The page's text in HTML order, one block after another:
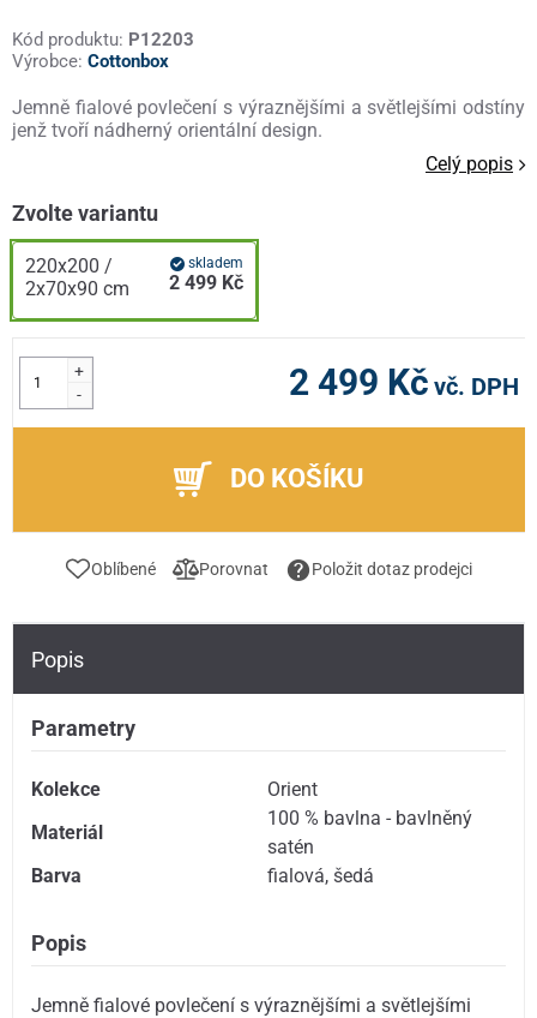
Kód produktu: P12203
Výrobce: Cottonbox
Jemně fialové povlečení s výraznějšími a světlejšími odstíny
jenž tvoří nádherný orientální design.
Celý popis
Zvolte variantu
220x200 /
2x70x90 cm
skladem
2 499 Kč
+
-
2 499 Kč vč. DPH
DO KOŠÍKU
Oblíbené Porovnat Položit dotaz prodejci
Popis
Parametry
Kolekce
Orient
Materiál
100 % bavlna - bavlněný
satén
Barva
fialová,šedá
Popis
Jemně fialové povlečení s výraznějšími a světlejšími